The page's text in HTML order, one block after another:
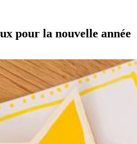
pour la nouvelle année